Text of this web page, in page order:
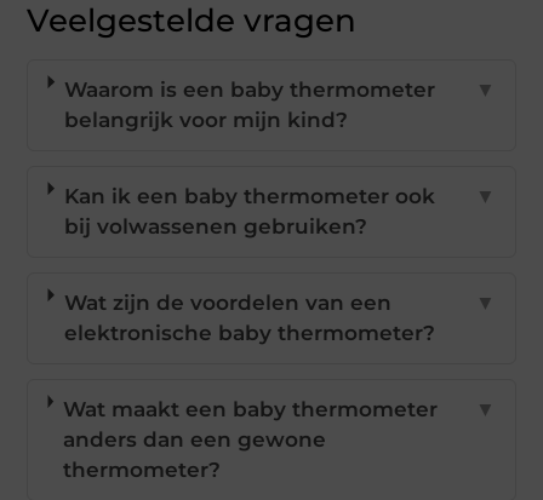
Veelgestelde vragen
Waarom is een baby thermometer
belangrijk voor mijn kind?
▼
Kan ik een baby thermometer ook
bij volwassenen gebruiken?
▼
Wat zijn de voordelen van een
elektronische baby thermometer?
▼
Wat maakt een baby thermometer
anders dan een gewone
thermometer?
▼